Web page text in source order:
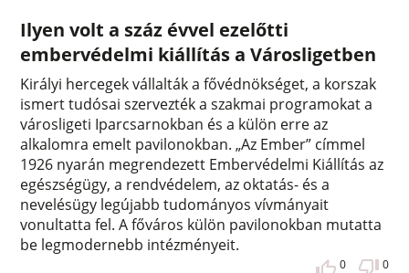
Ilyen volt a száz évvel ezelőtti
embervédelmi kiállítás a Városligetben
Királyi hercegek vállalták a fővédnökséget, a korszak
ismert tudósai szervezték a szakmai programokat a
városligeti Iparcsarnokban és a külön erre az
alkalomra emelt pavilonokban. „Az Ember” címmel
1926 nyarán megrendezett Embervédelmi Kiállítás az
egészségügy, a rendvédelem, az oktatás- és a
nevelésügy legújabb tudományos vívmányait
vonultatta fel. A főváros külön pavilonokban mutatta
be legmodernebb intézményeit.
0 0